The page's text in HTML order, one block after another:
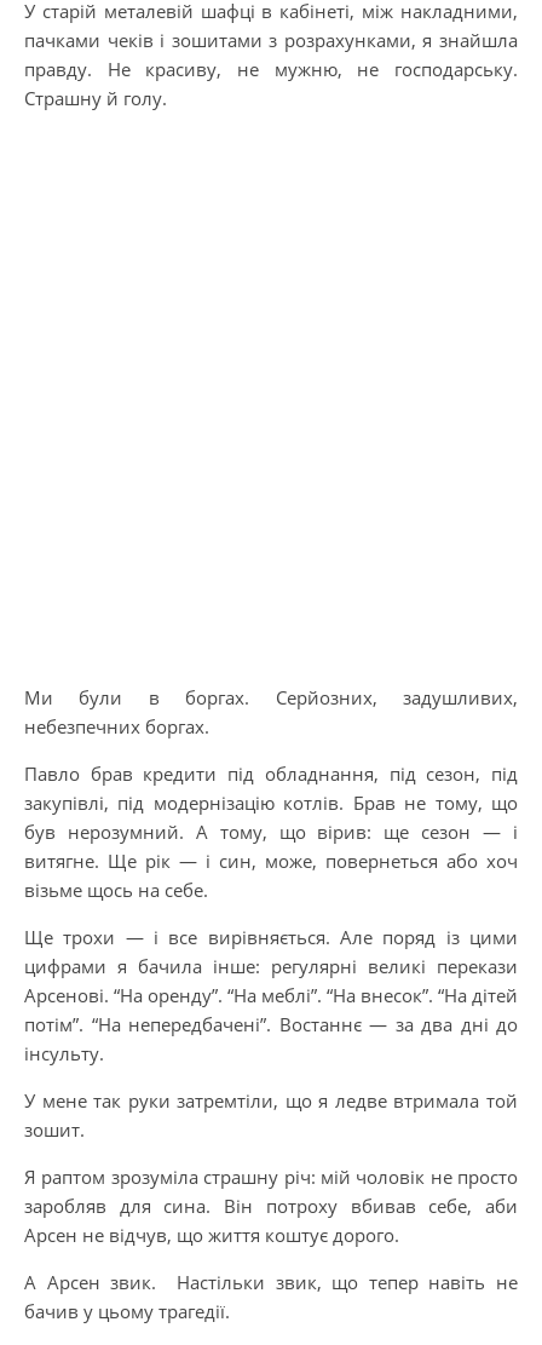
У старій металевій шафці в кабінеті, між накладними,
пачками чеків і зошитами з розрахунками, я знайшла
правду. Не красиву, не мужню, не господарську.
Страшну й голу.
Ми були в боргах. Серйозних, задушливих,
небезпечних боргах.
Павло брав кредити під обладнання, під сезон, під
закупівлі, під модернізацію котлів. Брав не тому, що
був нерозумний. А тому, що вірив: ще сезон — і
витягне. Ще рік — і син, може, повернеться або хоч
візьме щось на себе.
Ще трохи — і все вирівняється. Але поряд із цими
цифрами я бачила інше: регулярні великі перекази
Арсенові. “На оренду”. “На меблі”. “На внесок”. “На дітей
потім”. “На непередбачені”. Востаннє — за два дні до
інсульту.
У мене так руки затремтіли, що я ледве втримала той
зошит.
Я раптом зрозуміла страшну річ: мій чоловік не просто
заробляв для сина. Він потроху вбивав себе, аби
Арсен не відчув, що життя коштує дорого.
А Арсен звик. Настільки звик, що тепер навіть не
бачив у цьому трагедії.